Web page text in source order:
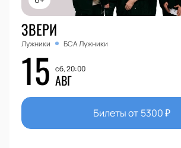
ЗВЕРИ
Лужники БСА Лужники
15 сб, 20:00
АВГ
Билеты от 5300₽